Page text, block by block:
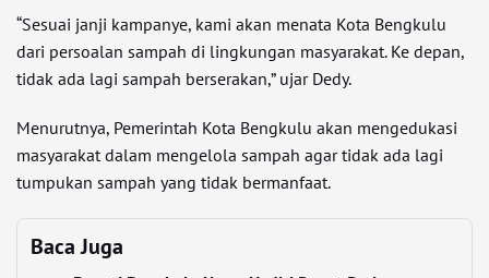
“Sesuai janji kampanye, kami akan menata Kota Bengkulu
dari persoalan sampah di lingkungan masyarakat. Ke depan,
tidak ada lagi sampah berserakan,” ujar Dedy.
Menurutnya, Pemerintah Kota Bengkulu akan mengedukasi
masyarakat dalam mengelola sampah agar tidak ada lagi
tumpukan sampah yang tidak bermanfaat.
Baca Juga